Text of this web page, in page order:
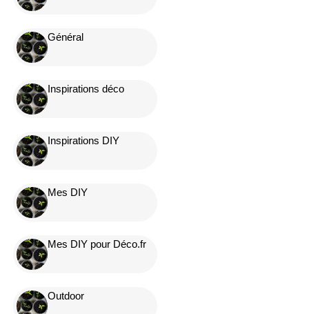
Général
Inspirations déco
Inspirations DIY
Mes DIY
Mes DIY pour Déco.fr
Outdoor